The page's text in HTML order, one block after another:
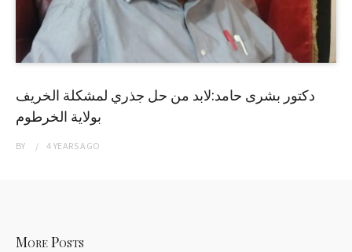
دكتور بشرى حامد:لابد من حل جذري لمشكلة الخريف
بولاية الخرطوم
BY 4 YEARSAGO
More Posts